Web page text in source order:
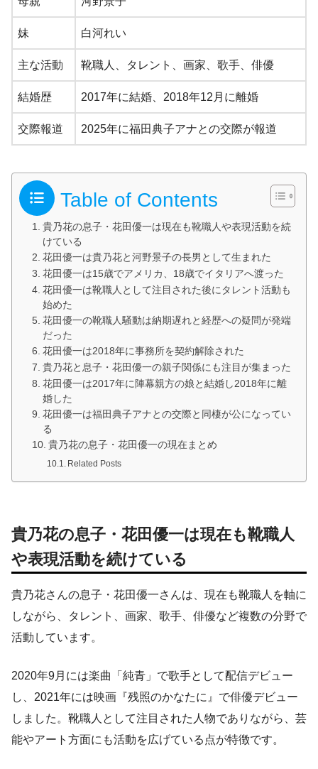
妹 白河れい
主な活動 靴職人、タレント、画家、歌手、俳優
結婚歴 2017年に結婚、2018年12月に離婚
交際報道 2025年に福田典子アナとの交際が報道
Table of Contents
貴乃花の息子・花田優一は現在も靴職人や表現活動を続
けている
花田優一は貴乃花と河野景子の長男として生まれた
花田優一は15歳でアメリカ、18歳でイタリアへ渡った
花田優一は靴職人として注目された後にタレント活動も
始めた
花田優一の靴職人騒動は納期遅れと経歴への疑問が発端
だった
花田優一は2018年に事務所を契約解除された
貴乃花と息子・花田優一の親子関係にも注目が集まった
花田優一は2017年に陣幕親方の娘と結婚し2018年に離
婚した
花田優一は福田典子アナとの交際と同棲が公になってい
る
貴乃花の息子・花田優一の現在まとめ
Related Posts
貴乃花の息子・花田優一は現在も靴職人
や表現活動を続けている
貴乃花さんの息子・花田優一さんは、現在も靴職人を軸に
しながら、タレント、画家、歌手、俳優など複数の分野で
活動しています。
2020年9月には楽曲「純青」で歌手として配信デビュー
し、2021年には映画『残照のかなたに』で俳優デビュー
しました。靴職人として注目された人物でありながら、芸
能やアート方面にも活動を広げている点が特徴です。